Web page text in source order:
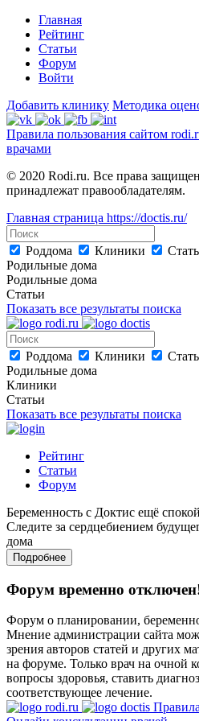
Главная
Рейтинг
Статьи
Форум
Войти
Добавить клинику Методика
Правила пользования сайтом
врачами
© 2020 Rodi.ru. Все права
принадлежат правообладателям.
Главная страница https://doctis.ru/
Роддома Клиники
Родильные дома
Родильные дома
Статьи
Показать все результаты поиска
Роддома Клиники
Родильные дома
Клиники
Статьи
Показать все результаты поиска
Рейтинг
Статьи
Форум
Беременность с Доктис ещё
Следите за сердцебиением
дома
Подробнее
Форум временно
Форум о планировании,
Мнение администрации сайта
зрения авторов статей и других
на форуме. Только врач на очной
вопросы здоровья, ставить
соответствующее лечение.